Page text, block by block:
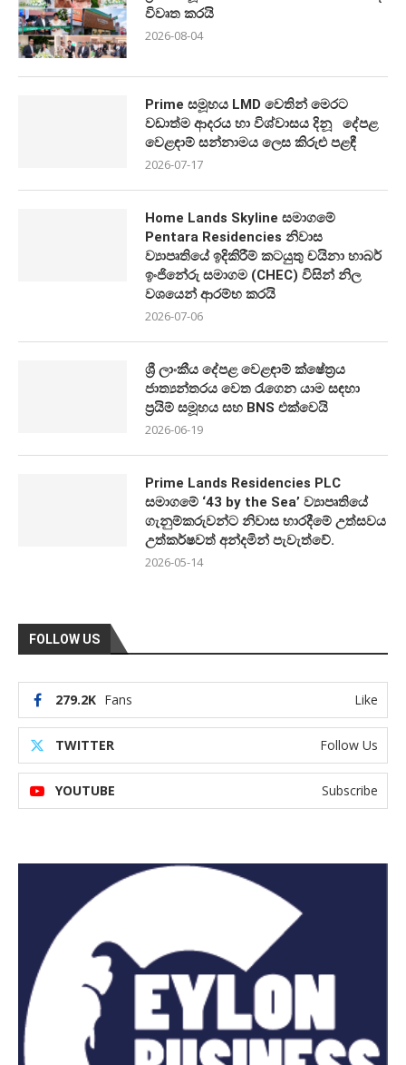
විවෘත කරයි
2026-08-04
Prime සමූහය LMD වෙතින් මෙරට
වඩාත්ම ආදරය හා විශ්වාසය දිනූ දේපළ
වෙළඳාම් සන්නාමය ලෙස කිරුළු පළඳී
2026-07-17
Home Lands Skyline සමාගමේ
Pentara Residencies නිවාස
ව්‍යාපෘතියේ ඉදිකිරීම් කටයුතු චයිනා හාබර්
ඉංජිනේරු සමාගම (CHEC) විසින් නිල
වශයෙන් ආරම්භ කරයි
2026-07-06
ශ්‍රී ලාංකීය දේපළ වෙළඳාම් ක්ෂේත්‍රය
ජාත්‍යන්තරය වෙත රැගෙන යාම සඳහා
ප්‍රයිම් සමූහය සහ BNS එක්වෙයි
2026-06-19
Prime Lands Residencies PLC
සමාගමේ ‘43 by the Sea’ ව්‍යාපෘතියේ
ගැනුම්කරුවන්ට නිවාස භාරදීමේ උත්සවය
උත්කර්ෂවත් අන්දමින් පැවැත්වේ.
2026-05-14
FOLLOW US
279.2K Fans Like
TWITTER Follow Us
YOUTUBE Subscribe